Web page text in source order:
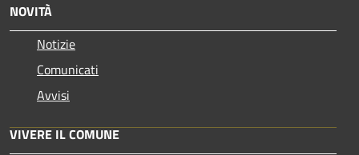
NOVITÀ
Notizie
Comunicati
Avvisi
VIVERE IL COMUNE